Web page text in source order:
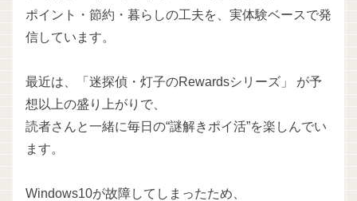
ポイント・節約・暮らしの工夫を、実体験ベースで発
信しています。
最近は、「迷探偵・灯子のRewardsシリーズ」 が予
想以上の盛り上がりで、
読者さんと一緒に毎日の“謎解きポイ活”を楽しんでい
ます。
Windows10が故障してしまったため、